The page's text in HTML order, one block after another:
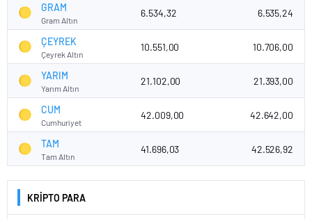
GRAM
Gram Altın
6.534,32 6.535,24
ÇEYREK
Çeyrek Altın
10.551,00 10.706,00
YARIM
Yarım Altın
21.102,00 21.393,00
CUM
Cumhuriyet
42.009,00 42.642,00
TAM
Tam Altın
41.696,03 42.526,92
KRİPTO PARA